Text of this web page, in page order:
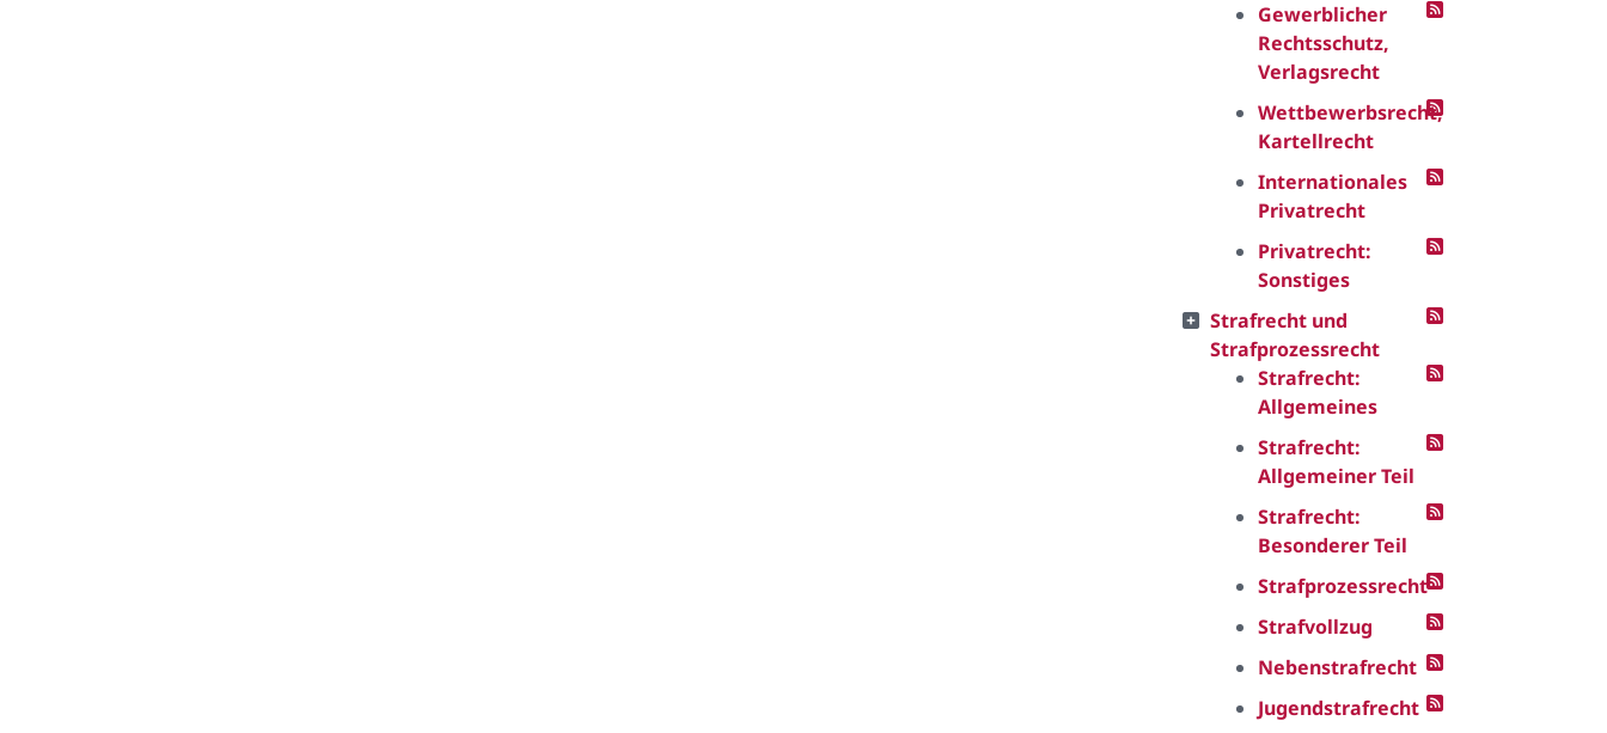
Gewerblicher
Rechtsschutz,
Verlagsrecht
Wettbewerbsrecht,
Kartellrecht
Internationales
Privatrecht
Privatrecht:
Sonstiges
Strafrecht und
Strafprozessrecht
Strafrecht:
Allgemeines
Strafrecht:
Allgemeiner Teil
Strafrecht:
Besonderer Teil
Strafprozessrecht
Strafvollzug
Nebenstrafrecht
Jugendstrafrecht